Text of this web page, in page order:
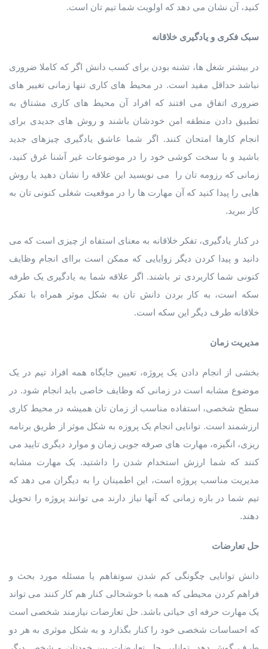
کنید، آن نشان می دهد که اولویت شما تیم تان است.
سبک فکری و یادگیری خلاقانه
در بیشتر شغل ها، تشنه بودن برای کسب دانش اگر که کاملا ضروری
نباشد حداقل مفید است. در محیط های کاری تنها زمانی تغییر های
ضروری اتفاق می افتند که افراد آن محیط های کاری مشتاق به
تطبیق دادن منطقه امن خودشان باشند و روش های جدیدی برای
انجام کارها امتحان کنند. اگر شما عاشق یادگیری چیزهای جدید
باشید و با سخت کوشی خود را در موضوعات غیر آشنا غرق کنید،
زمانی که رزومه تان را می نویسید این علاقه را نشان دهید یا روش
هایی را پیدا کنید که آن مهارت ها را در موقعیت شغلی کنونی تان به
کار ببرید.
در کنار یادگیری، تفکر خلاقانه به معنای استفاه از چیزی است که می
دانید و پیدا کردن دیگر زوایایی که ممکن است براای انجام وظایف
کنونی شما کاربردی تر باشند. اگر علاقه شما به یادگیری یک طرفه
سکه است، به کار بردن دانش تان به شکل موثر همراه با تفکر
خلاقانه طرف دیگر این سکه است.
مدیریت زمان
بخشی از انجام دادن یک پروژه، تعیین جایگاه همه افراد تیم در یک
موضوع مشابه است در زمانی که وظایف خاصی باید انجام شود. در
سطح شخصی، استفاده مناسب از زمان تان همیشه در محیط کاری
ارزشمند است. توانایی انجام یک پروزه به شکل موثر از طریق برنامه
ریزی، انگیزه، مهارت های صرفه جویی زمان و موارد دیگری تایید می
کنند که شما ارزش استخدام شدن را داشتید. یک مهارت مشابه
مدیریت مناسب پروژه است، این اطمینان را به دیگران می دهد که
تیم شما در بازه زمانی که آنها نیاز دارند می توانند پروژه را تحویل
دهند.
حل تعارضات
دانش توانایی چگونگی کم شدن سوتفاهم یا مسئله مورد بحث و
فراهم کردن محیطی که همه با خوشحالی کنار هم کار کنند می تواند
یک مهارت حرفه ای حیاتی باشد. حل تعارضات نیازمند شخصی است
که احساسات شخصی خود را کنار بگذارد و به شکل موثری به هر دو